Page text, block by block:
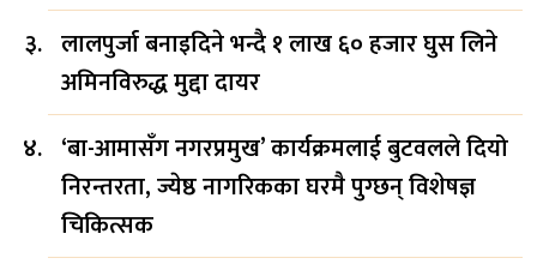
लालपुर्जा बनाइदिने भन्दै १ लाख ६० हजार घुस लिने
अमिनविरुद्ध मुद्दा दायर
‘बा-आमासँग नगरप्रमुख’ कार्यक्रमलाई बुटवलले दियो
निरन्तरता, ज्येष्ठ नागरिकका घरमै पुग्छन् विशेषज्ञ
चिकित्सक